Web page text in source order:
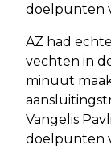
doelpunten
AZ had
vechten in
minuut
Vangelis
doelpunten